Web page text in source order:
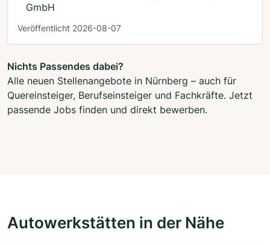
GmbH
Veröffentlicht 2026-08-07
Nichts Passendes dabei?
Alle neuen Stellenangebote in Nürnberg – auch für
Quereinsteiger, Berufseinsteiger und Fachkräfte. Jetzt
passende Jobs finden und direkt bewerben.
Autowerkstätten in der Nähe